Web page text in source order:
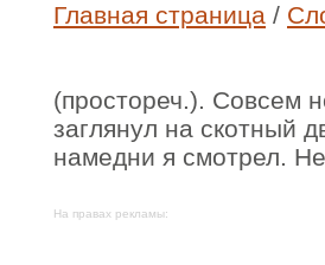
Главная страница /
(простореч.). Совсем
заглянул на скотный
намедни я смотрел.
На правах рекламы: